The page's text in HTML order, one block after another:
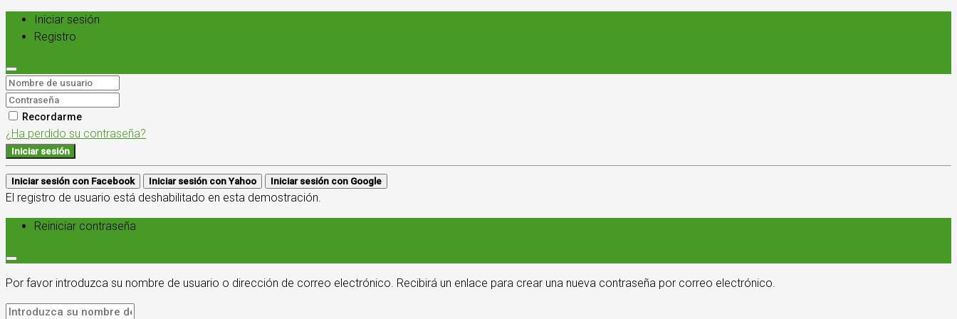
Iniciar sesión
Registro
Recordarme
¿Ha perdido su contraseña?
Iniciar sesión
Iniciar sesión con Facebook Iniciar sesión con Yahoo Iniciar sesión con Google
El registro de usuario está deshabilitado en esta demostración.
Reiniciar contraseña
Por favor introduzca su nombre de usuario o dirección de correo electrónico. Recibirá un enlace para crear una nueva contraseña por correo electrónico.